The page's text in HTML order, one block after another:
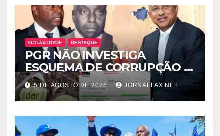
ACTUALIDADE DESTAQUE
PGR NÃO INVESTIGA
ESQUEMA DE CORRUPÇÃO E
SAQUE DE MILHÕES DO
ESTADO QUE ENVOLVE
ÓSCAR TITO CARDOSO
FERNANDES PROTEGIDO
POR EDELTRUDES COSTA
5 DE AGOSTO DE 2026 JORNALFAX.NET